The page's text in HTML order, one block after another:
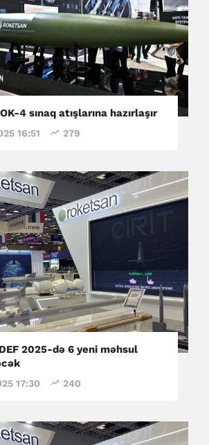
4 sınaq atışlarına hazırlaşır
16:51 279
2025-də 6 yeni məhsul
17:30 240